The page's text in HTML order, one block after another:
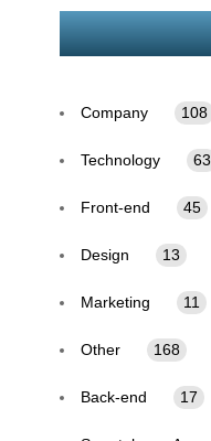
Company 108
Technology 63
Front-end 45
Design 13
Marketing 11
Other 168
Back-end 17